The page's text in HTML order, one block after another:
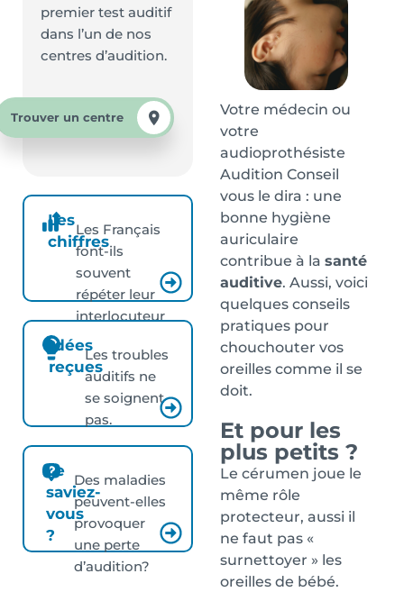
premier test auditif
dans l’un de nos
centres d’audition.
Trouver un centre
Les
chiffres
Les Français
font-ils
souvent
répéter leur
interlocuteur
?
Idées
reçues
Les troubles
auditifs ne
se soignent
pas.
Le
saviez-
vous
?
Des maladies
peuvent-elles
provoquer
une perte
d’audition?
Votre médecin ou
votre
audioprothésiste
Audition Conseil
vous le dira : une
bonne hygiène
auriculaire
contribue à la santé
auditive. Aussi, voici
quelques conseils
pratiques pour
chouchouter vos
oreilles comme il se
doit.
Et pour les
plus petits ?
Le cérumen joue le
même rôle
protecteur, aussi il
ne faut pas «
surnettoyer » les
oreilles de bébé.